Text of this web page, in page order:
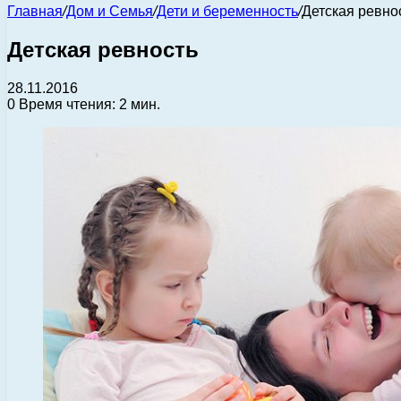
Главная/Дом и Семья/Дети и беременность/Детская
Детская ревность
28.11.2016
0 Время чтения: 2 мин.